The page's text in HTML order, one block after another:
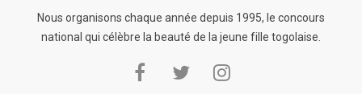
Nous organisons chaque année depuis 1995, le concours
national qui célèbre la beauté de la jeune fille togolaise.